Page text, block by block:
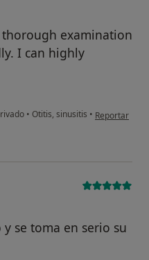
examination
I can highly
• Otitis, sinusitis • en opinión
Reportar
se toma en serio su